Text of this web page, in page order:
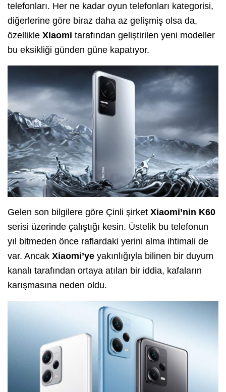
telefonları. Her ne kadar oyun telefonları kategorisi,
diğerlerine göre biraz daha az gelişmiş olsa da,
özellikle Xiaomi tarafından geliştirilen yeni modeller
bu eksikliği günden güne kapatıyor.
Gelen son bilgilere göre Çinli şirket Xiaomi’nin K60
serisi üzerinde çalıştığı kesin. Üstelik bu telefonun
yıl bitmeden önce raflardaki yerini alma ihtimali de
var. Ancak Xiaomi’ye yakınlığıyla bilinen bir duyum
kanalı tarafından ortaya atılan bir iddia, kafaların
karışmasına neden oldu.